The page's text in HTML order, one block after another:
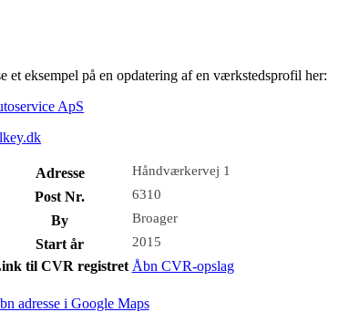
et eksempel på en opdatering af en værkstedsprofil her:
ApS
Adresse Håndværkervej 1
Post Nr. 6310
By Broager
Start år 2015
til CVR registret Åbn CVR-opslag
adresse i Google Maps